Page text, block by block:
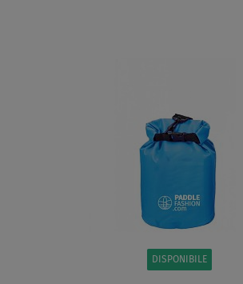
DISPONIBILE